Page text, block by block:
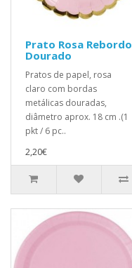
Prato Rosa Rebordo
Dourado
Pratos de papel, rosa
claro com bordas
metálicas douradas,
diâmetro aprox. 18 cm .(1
pkt / 6 pc..
2,20€